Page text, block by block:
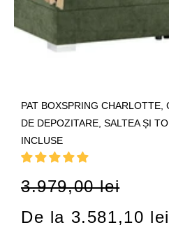
PAT BOXSPRING CHARLOTTE,
DE DEPOZITARE, SALTEA ȘI
INCLUSE
3.979,00 lei
De la 3.581,10 lei